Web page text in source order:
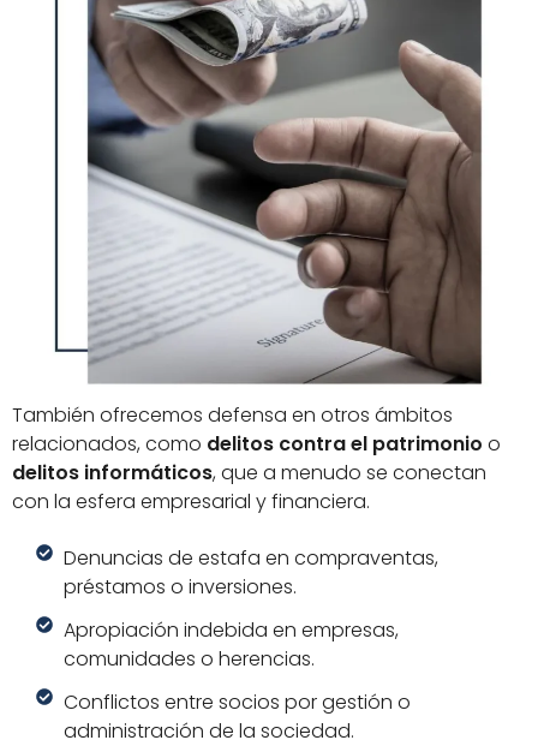
Denuncias de estafa en compraventas,
préstamos o inversiones.
Apropiación indebida en empresas,
comunidades o herencias.
Conflictos entre socios por gestión o
administración de la sociedad.
También ofrecemos defensa en otros ámbitos
relacionados, como delitos contra el patrimonio o
delitos informáticos, que a menudo se conectan
con la esfera empresarial y financiera.